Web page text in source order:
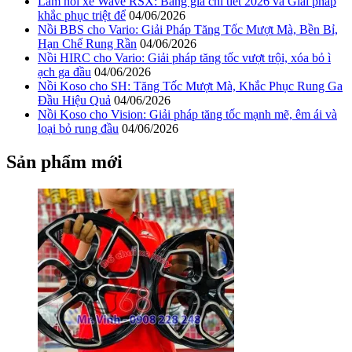
khắc phục triệt để 04/06/2026
Nồi BBS cho Vario: Giải Pháp Tăng Tốc Mượt Mà, Bền Bỉ,
Hạn Chế Rung Rần 04/06/2026
Nồi HIRC cho Vario: Giải pháp tăng tốc vượt trội, xóa bỏ ì
ạch ga đầu 04/06/2026
Nồi Koso cho SH: Tăng Tốc Mượt Mà, Khắc Phục Rung Ga
Đầu Hiệu Quả 04/06/2026
Nồi Koso cho Vision: Giải pháp tăng tốc mạnh mẽ, êm ái và
loại bỏ rung đầu 04/06/2026
Sản phẩm mới